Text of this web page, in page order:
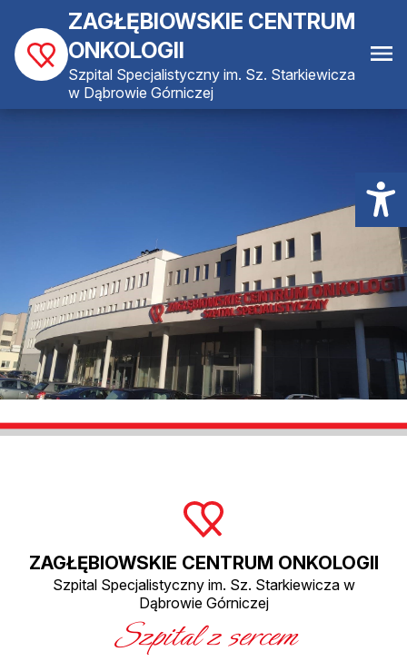
ZAGŁĘBIOWSKIE CENTRUM
ONKOLOGII
Szpital Specjalistyczny im. Sz. Starkiewicza
w Dąbrowie Górniczej
ZAGŁĘBIOWSKIE CENTRUM ONKOLOGII
Szpital Specjalistyczny im. Sz. Starkiewicza w
Dąbrowie Górniczej
Szpital z sercem